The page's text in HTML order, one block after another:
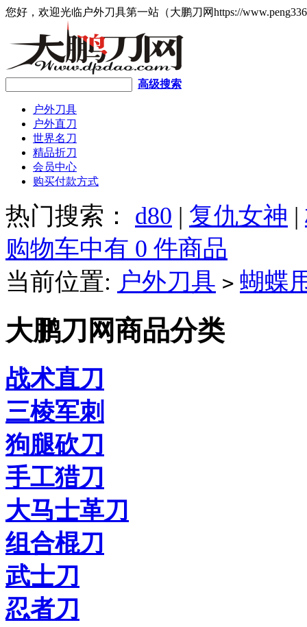
您好，欢迎光临户外刀具第一站（大鹏刀网https://
高级搜索
户外刀具
户外直刀
世界名刀
精品折刀
会员中心
购买付款方式
热门搜索： d80 | 复仇女神 |
购物车中有 0 件商品
当前位置: 户外刀具 > 蝴蝶
大鹏刀网商品分类
战术直刀
三棱军刺
狗腿砍刀
手工猎刀
大马士革刀
组合棍刀
武士刀
忍者刀